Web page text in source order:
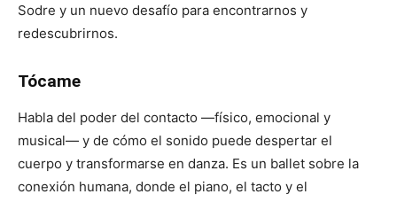
Sodre y un nuevo desafío para encontrarnos y
redescubrirnos.
Tócame
Habla del poder del contacto —físico, emocional y
musical— y de cómo el sonido puede despertar el
cuerpo y transformarse en danza. Es un ballet sobre la
conexión humana, donde el piano, el tacto y el